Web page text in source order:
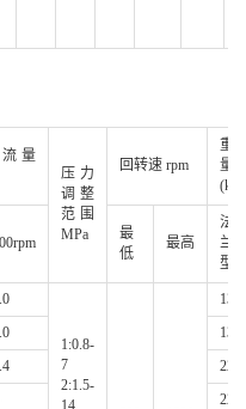
量
压力
调整
范围
MPa
回转速 rpm
重
量
(kg)
最
低
最高
法
兰
型
1:0.8-
7
2:1.5-
14
13
13
22
22